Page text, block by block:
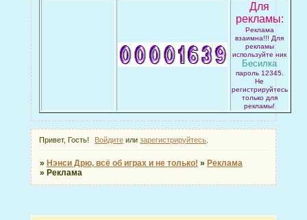
Для
рекламы:
Реклама
взаимна!!! Для
рекламы
используйте ник
Бесилка
пароль 12345.
Не
регистрируйтесь
только для
рекламы!
Привет, Гость! Войдите илизарегистрируйтесь
» Нэнси Дрю, всё об играх и не только! » Реклама
» Реклама